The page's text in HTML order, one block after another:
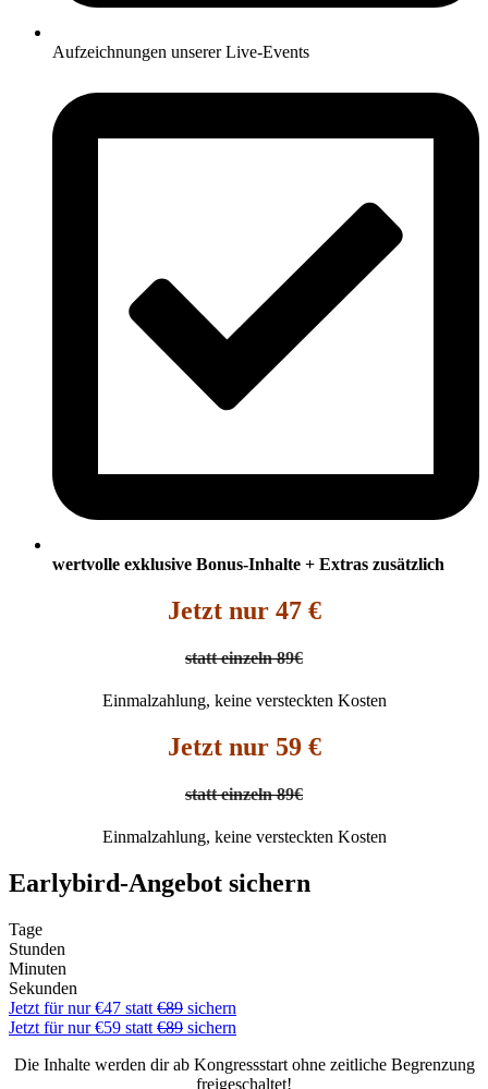
Aufzeichnungen unserer Live-Events
wertvolle exklusive Bonus-Inhalte + Extras zusätzlich
Jetzt nur 47 €
statt einzeln 89€
Einmalzahlung, keine versteckten Kosten
Jetzt nur 59 €
statt einzeln 89€
Einmalzahlung, keine versteckten Kosten
Earlybird-Angebot sichern
Tage
Stunden
Minuten
Sekunden
Jetzt für nur €47 statt €89 sichern
Jetzt für nur €59 statt €89 sichern
Die Inhalte werden dir ab Kongressstart ohne zeitliche Begrenzung
freigeschaltet!